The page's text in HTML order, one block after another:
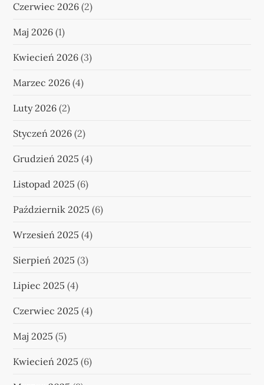
Czerwiec 2026 (2)
Maj 2026 (1)
Kwiecień 2026 (3)
Marzec 2026 (4)
Luty 2026 (2)
Styczeń 2026 (2)
Grudzień 2025 (4)
Listopad 2025 (6)
Październik 2025 (6)
Wrzesień 2025 (4)
Sierpień 2025 (3)
Lipiec 2025 (4)
Czerwiec 2025 (4)
Maj 2025 (5)
Kwiecień 2025 (6)